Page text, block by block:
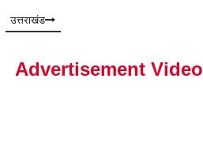
उत्तराखंड
Advertisement Video